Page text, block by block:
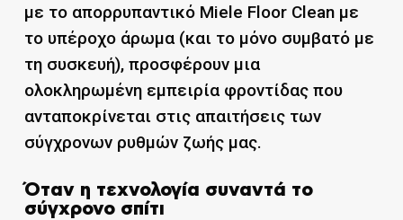
με το απορρυπαντικό Miele Floor Clean με
το υπέροχο άρωμα (και το μόνο συμβατό με
τη συσκευή), προσφέρουν μια
ολοκληρωμένη εμπειρία φροντίδας που
ανταποκρίνεται στις απαιτήσεις των
σύγχρονων ρυθμών ζωής μας.
Όταν η τεχνολογία συναντά το
σύγχρονο σπίτι